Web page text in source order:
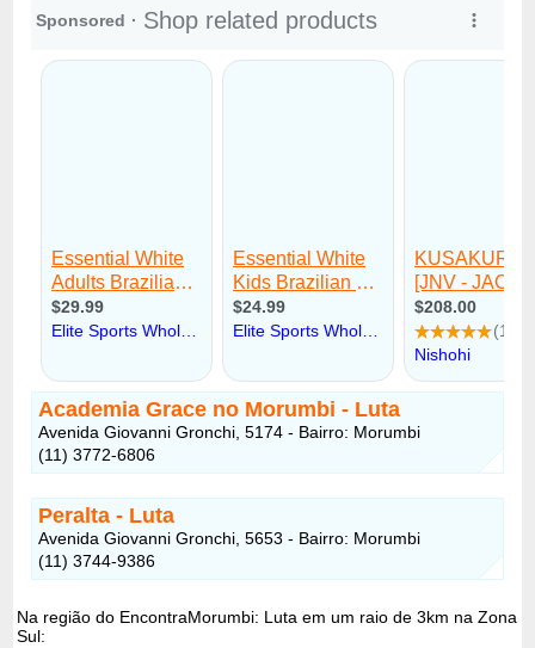
Academia Grace no Morumbi - Luta
Avenida Giovanni Gronchi, 5174 - Bairro: Morumbi
(11) 3772-6806
Peralta - Luta
Avenida Giovanni Gronchi, 5653 - Bairro: Morumbi
(11) 3744-9386
Na região do EncontraMorumbi: Luta em um raio de 3km na Zona
Sul: